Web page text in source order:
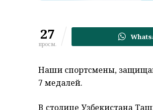
27
просм.
Наши спортсмены,
7 медалей.
В столице Узбекистана